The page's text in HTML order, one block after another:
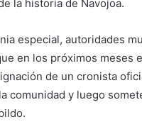
la historia de Navojoa.
especial, autoridades
en los próximos meses
de un cronista
comunidad y luego